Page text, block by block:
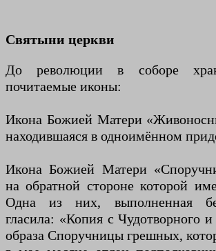
Святыни церкви
До революции в соборе
почитаемые иконы:
Икона Божией Матери
находившаяся в одноимённом
Икона Божией Матери
на обратной стороне которой
Одна из них, выполненная
гласила: «Копия с Чудотворного
образа Споручницы грешных,